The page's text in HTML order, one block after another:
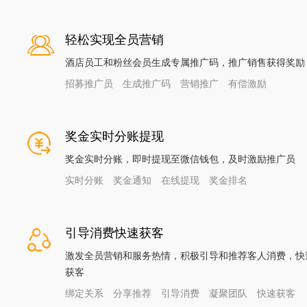
轻松实现全员营销
酒店员工和粉丝会员生成专属推广码，推广销售获得奖励
招募推广员 生成推广码 营销推广 有偿激励
奖金实时分账提现
奖金实时分账，即时提现至微信钱包，及时激励推广员
实时分账 奖金通知 在线提现 奖金排名
引导消费快速获客
激发全员营销和服务热情，积极引导和推荐客人消费，快
获客
绑定关系 分享推荐 引导消费 凝聚团队 快速获客